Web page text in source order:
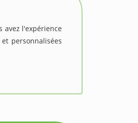
avez l'expérience
personnalisées